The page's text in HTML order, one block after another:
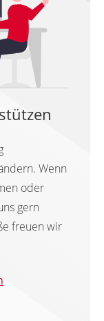
Wenn
oder
gern
freuen wir